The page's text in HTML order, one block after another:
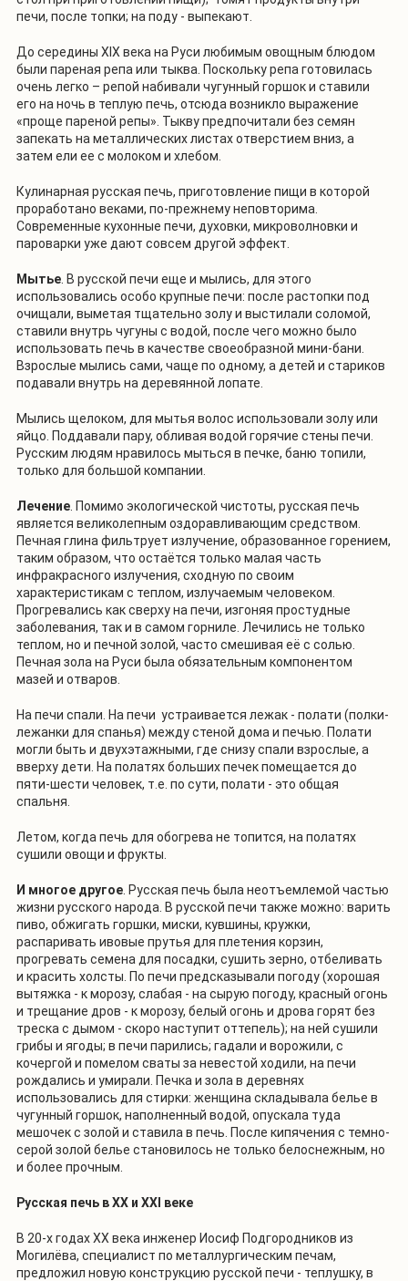
печи, после топки; на поду - выпекают.
До середины ХIХ века на Руси любимым овощным блюдом
были пареная репа или тыква. Поскольку репа готовилась
очень легко – репой набивали чугунный горшок и ставили
его на ночь в теплую печь, отсюда возникло выражение
«проще пареной репы». Тыкву предпочитали без семян
запекать на металлических листах отверстием вниз, а
затем ели ее с молоком и хлебом.
Кулинарная русская печь, приготовление пищи в которой
проработано веками, по-прежнему неповторима.
Современные кухонные печи, духовки, микроволновки и
пароварки уже дают совсем другой эффект.
Мытье . В русской печи еще и мылись, для этого
использовались особо крупные печи: после растопки под
очищали, выметая тщательно золу и выстилали соломой,
ставили внутрь чугуны с водой, после чего можно было
использовать печь в качестве своеобразной мини-бани.
Взрослые мылись сами, чаще по одному, а детей и стариков
подавали внутрь на деревянной лопате.
Мылись щелоком, для мытья волос использовали золу или
яйцо. Поддавали пару, обливая водой горячие стены печи.
Русским людям нравилось мыться в печке, баню топили,
только для большой компании.
Лечение . Помимо экологической чистоты, русская печь
является великолепным оздоравливающим средством.
Печная глина фильтрует излучение, образованное горением,
таким образом, что остаётся только малая часть
инфракрасного излучения, сходную по своим
характеристикам с теплом, излучаемым человеком.
Прогревались как сверху на печи, изгоняя простудные
заболевания, так и в самом горниле. Лечились не только
теплом, но и печной золой, часто смешивая её с солью.
Печная зола на Руси была обязательным компонентом
мазей и отваров.
На печи спали. На печи устраивается лежак - полати (полки-
лежанки для спанья) между стеной дома и печью. Полати
могли быть и двухэтажными, где снизу спали взрослые, а
вверху дети. На полатях больших печек помещается до
пяти-шести человек, т.е. по сути, полати - это общая
спальня.
Летом, когда печь для обогрева не топится, на полатях
сушили овощи и фрукты.
И многое другое . Русская печь была неотъемлемой частью
жизни русского народа. В русской печи также можно: варить
пиво, обжигать горшки, миски, кувшины, кружки,
распаривать ивовые прутья для плетения корзин,
прогревать семена для посадки, сушить зерно, отбеливать
и красить холсты. По печи предсказывали погоду (хорошая
вытяжка - к морозу, слабая - на сырую погоду, красный огонь
и трещание дров - к морозу, белый огонь и дрова горят без
треска с дымом - скоро наступит оттепель); на ней сушили
грибы и ягоды; в печи парились; гадали и ворожили, с
кочергой и помелом сваты за невестой ходили, на печи
рождались и умирали. Печка и зола в деревнях
использовались для стирки: женщина складывала белье в
чугунный горшок, наполненный водой, опускала туда
мешочек с золой и ставила в печь. После кипячения с темно-
серой золой белье становилось не только белоснежным, но
и более прочным.
Русская печь в XX и XXI веке
В 20-х годах XX века инженер Иосиф Подгородников из
Могилёва, специалист по металлургическим печам,
предложил новую конструкцию русской печи - теплушку, в